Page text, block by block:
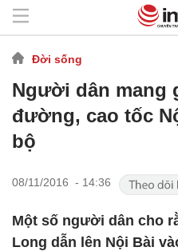
Đời sống
Người dân mang
đường, cao tốc
bộ
08/11/2016 - 14:36
Một số người dân cho
Long dẫn lên Nội Bài